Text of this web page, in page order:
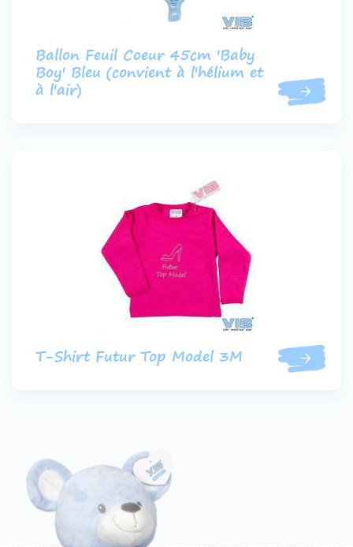
Ballon Feuil Coeur 45cm 'Baby
Boy' Bleu (convient à l'hélium et
à l'air)
T-Shirt Futur Top Model 3M